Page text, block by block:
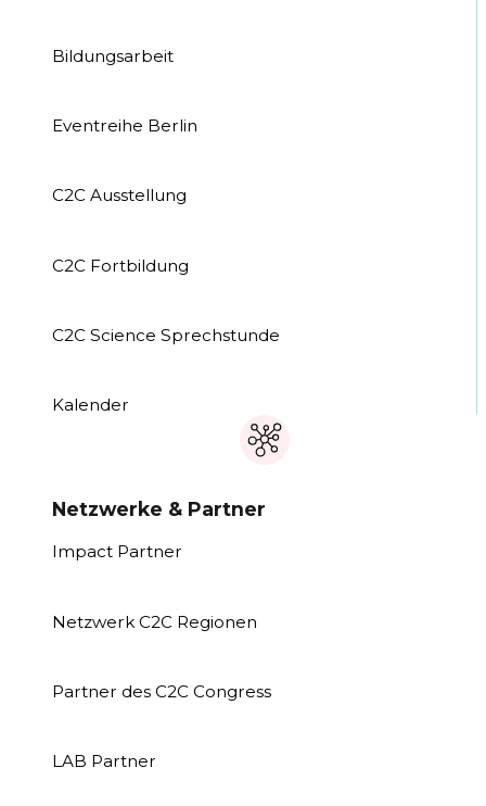
Bildungsarbeit
Eventreihe Berlin
C2C Ausstellung
C2C Fortbildung
C2C Science Sprechstunde
Kalender
Netzwerke & Partner
Impact Partner
Netzwerk C2C Regionen
Partner des C2C Congress
LAB Partner